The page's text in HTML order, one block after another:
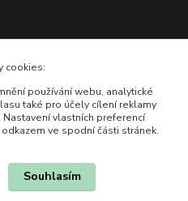
cookies:
používání webu, analytické
také pro účely cílení reklamy
vlastních preferencí
ve spodní části stránek.
Souhlasím